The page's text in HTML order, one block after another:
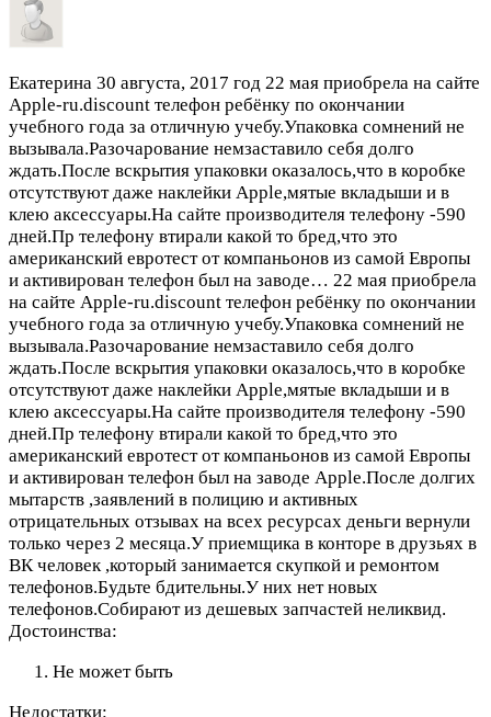
Екатерина 30 августа, 2017 год 22 мая приобрела на сайте
Apple-ru.discount телефон ребёнку по окончании
учебного года за отличную учебу.Упаковка сомнений не
вызывала.Разочарование немзаставило себя долго
ждать.После вскрытия упаковки оказалось,что в коробке
отсутствуют даже наклейки Apple,мятые вкладыши и в
клею аксессуары.На сайте производителя телефону -590
дней.Пр телефону втирали какой то бред,что это
американский евротест от компаньонов из самой Европы
и активирован телефон был на заводе… 22 мая приобрела
на сайте Apple-ru.discount телефон ребёнку по окончании
учебного года за отличную учебу.Упаковка сомнений не
вызывала.Разочарование немзаставило себя долго
ждать.После вскрытия упаковки оказалось,что в коробке
отсутствуют даже наклейки Apple,мятые вкладыши и в
клею аксессуары.На сайте производителя телефону -590
дней.Пр телефону втирали какой то бред,что это
американский евротест от компаньонов из самой Европы
и активирован телефон был на заводе Apple.После долгих
мытарств ,заявлений в полицию и активных
отрицательных отзывах на всех ресурсах деньги вернули
только через 2 месяца.У приемщика в конторе в друзьях в
ВК человек ,который занимается скупкой и ремонтом
телефонов.Будьте бдительны.У них нет новых
телефонов.Собирают из дешевых запчастей неликвид.
Достоинства:
Не может быть
Недостатки: